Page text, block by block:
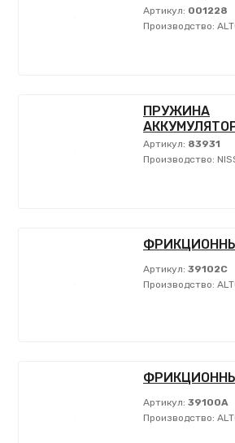
Артикул: 001228
Производство:
ПРУЖИНА
Артикул: 83931
Производство:
Артикул: 39102C
Производство:
Артикул: 39100A
Производство: